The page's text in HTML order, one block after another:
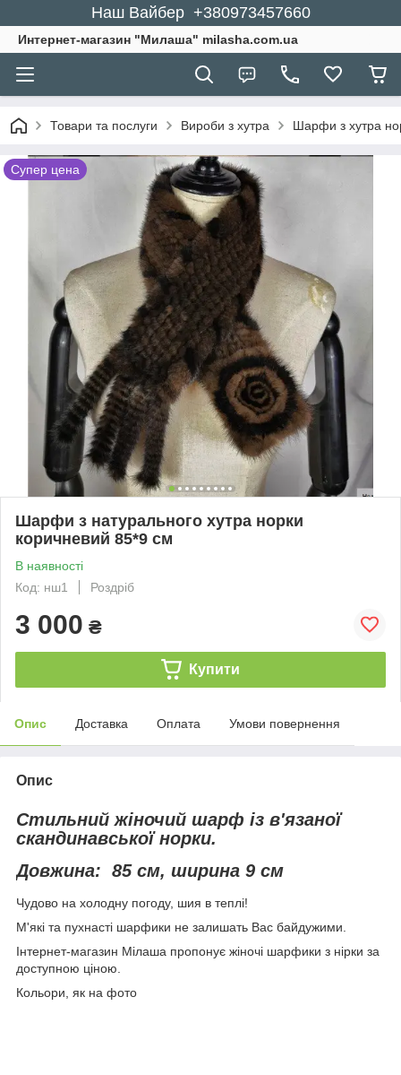
Наш Вайбер +380973457660
Интернет-магазин "Милаша" milasha.com.ua
Товари та послуги Вироби з хутра Шарфи з хутра
Супер цена
Шарфи з натурального хутра норки
коричневий 85*9 см
В наявності
Код: нш1
Роздріб
3 000 ₴
Купити
Опис Доставка Оплата Умови повернення
Опис
Стильний жіночий шарф із в'язаної
скандинавської норки.
Довжина: 85 см, ширина 9 см
Чудово на холодну погоду, шия в теплі!
М'які та пухнасті шарфики не залишать Вас байдужими.
Інтернет-магазин Мілаша пропонує жіночі шарфики з нірки за
доступною ціною.
Кольори, як на фото